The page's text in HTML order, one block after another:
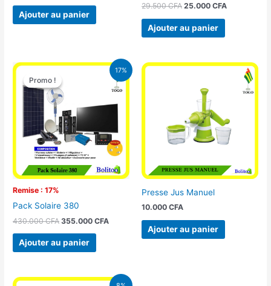
Ajouter au panier
29.500CFA 25.000 CFA
Ajouter au panier
17%
Promo !
Remise : 17%
Promo !
Pack Solaire 380
430.000CFA
Le
initial
était :
430.000 CFA.
355.000CFA
Le
prix
actuel
est :
355.000 CFA.
Ajouter au panier
Presse Jus Manuel
10.000 CFA
Ajouter au panier
Le
Le